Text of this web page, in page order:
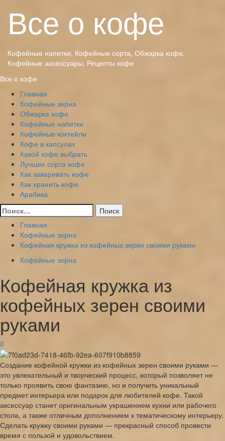
содержимому
Все о кофе
Кофейные напитки, Кофейные сорта, Обжарка кофе,
Кофейные аксессуары, Рецепты кофе
Основное
Все о кофе
Главная
Кофейные зерна
Обжарка кофе
Кофейные напитки
Кофейные коктейли
Кофе в капсулах
Какой кофе выбрать
Лучшие сорта кофе
Как заваривать кофе
Как хранить кофе
Арабика
Найти:
Главная
Кофейные зерна
Кофейная кружка из кофейных зерен своими руками
Кофейные зерна
Кофейная кружка из
кофейных зерен своими
руками
0
Создание кофейной кружки из кофейных зерен своими руками —
это увлекательный и творческий процесс, который позволяет не
только проявить свою фантазию, но и получить уникальный
предмет интерьера или подарок для любителей кофе. Такой
аксессуар станет оригинальным украшением кухни или рабочего
стола, а также отличным дополнением к тематическому интерьеру.
Сделать кружку своими руками — прекрасный способ провести
время с пользой и удовольствием.